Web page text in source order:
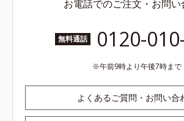
お電話でのご注文・お問い
無料通話 0120-
午前9時より午後7時まで
よくあるご質問・お問い合